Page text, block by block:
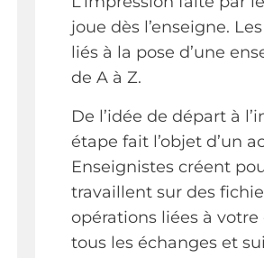
joue dès l’enseigne.
liés à la pose d’une
de A à Z.
De l’idée de départ à
étape fait l’objet d’un
Enseignistes créent
travaillent sur des
opérations liées à
tous les échanges et